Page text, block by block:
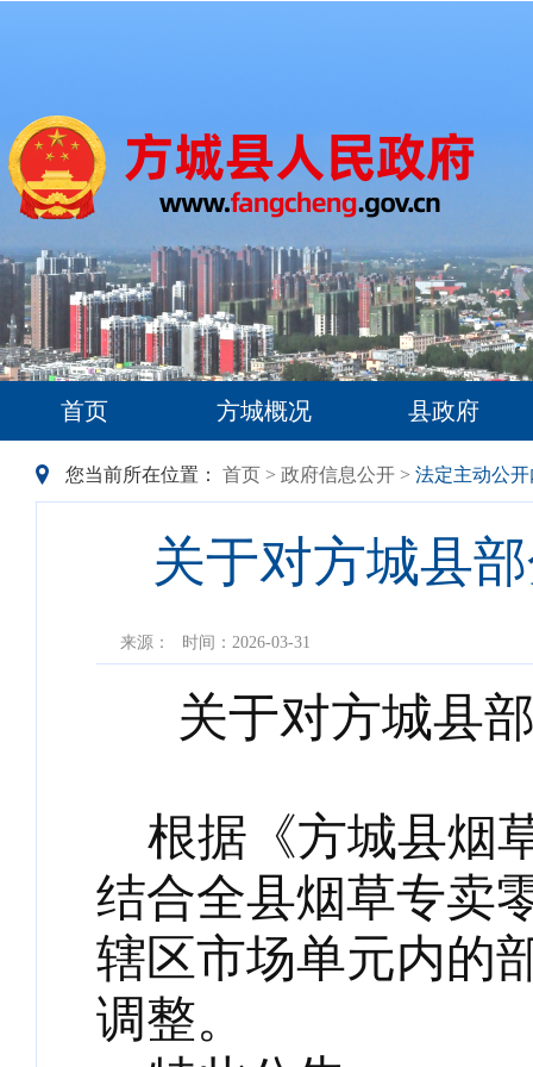
首页 方城概况 县政府
您当前所在位置： 首页 > 政府信息公开 > 法定主动公
关于对方城县
来源： 时间：2026-03-31
关于对方城县
根据《方城县烟
结合全县烟草专卖
辖区市场单元内的
调整。